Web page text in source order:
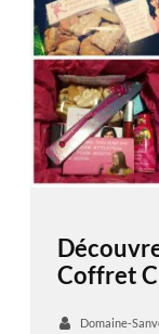
Coffret
Domaine-